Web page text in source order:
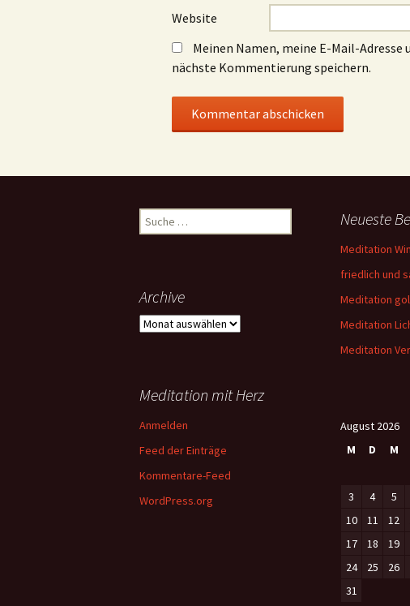
Website
Meinen Namen, meine E-Mail-
nächste Kommentierung speichern.
Suche
nach:
Neueste
Meditation
friedlich und
Meditation
Meditation
Meditation
Archive
Archive
Meditation mit Herz
Anmelden
Feed der Einträge
Kommentare-Feed
WordPress.org
August 2026
M
D M
3
4 5
10
11 12
17
18 19
24
25 26
31